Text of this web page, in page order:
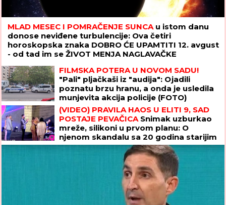
MLAD MESEC I POMRAČENJE SUNCAu istom danu
donose neviđene turbulencije: Ova četiri
horoskopska znaka DOBRO ĆE UPAMTITI 12. avgust
- od tad im se ŽIVOT MENJA NAGLAVAČKE
FILMSKA POTERA U NOVOM SADU!
"Pali" pljačkaši iz "audija": Ojadili
poznatu brzu hranu, a onda je usledila
munjevita akcija policije (FOTO)
(VIDEO) PRAVILA HAOS U ELITI 9, SAD
POSTAJE PEVAČICASnimak uzburkao
mreže, silikoni u prvom planu: O
njenom skandalu sa 20 godina starijim
brujao Balkan